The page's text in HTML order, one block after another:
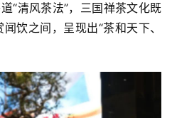
“清风茶法”，三国禅茶文化既
饮之间，呈现出“茶和天下、